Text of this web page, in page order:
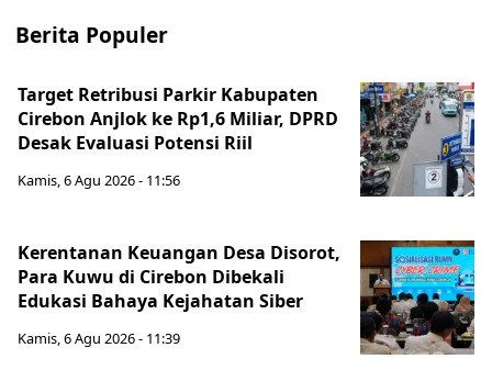
Berita Populer
Target Retribusi Parkir Kabupaten
Cirebon Anjlok ke Rp1,6 Miliar, DPRD
Desak Evaluasi Potensi Riil
Kamis, 6 Agu 2026 - 11:56
Kerentanan Keuangan Desa Disorot,
Para Kuwu di Cirebon Dibekali
Edukasi Bahaya Kejahatan Siber
Kamis, 6 Agu 2026 - 11:39